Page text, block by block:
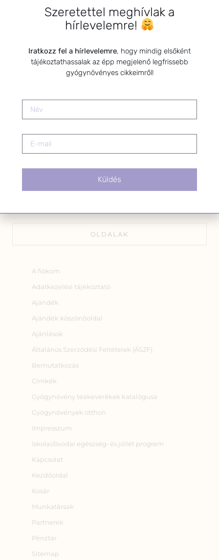
HÍRLEVÉL FELIRATKOZÁS
Kérlek a feliratkozáshoz fogadd el
Hozzájárulok, hogy az
Adatkezelési tájékoztatóban
foglaltak szerint a HerbClinic
A hírlevélről bármikor
linkre kattintva.
OLDALAK
A fiókom
Adatkezelési tájékoztató
Ajándék
Ajándék köszönőoldal
Ajánlások
Általános Szerződési Feltételek (ÁSZF)
Bemutatkozás
Címkék
Gyógynövény teakeverékek katalógusa
Gyógynövények otthon
Impresszum
Iskolai/óvodai egészség‑ és jóllét program
Kapcsolat
Kezdőoldal
Kosár
Munkatársak
Partnerek
Pénztár
Sitemap
Szeretettel meghívlak a
hírlevelemre!
Iratkozz fel a hírlevelemre, hogy mindig elsőként
tájékoztathassalak az épp megjelenő legfrissebb
gyógynövényes cikkeimről!
Küldés